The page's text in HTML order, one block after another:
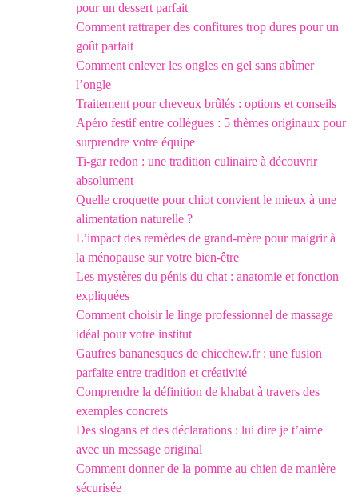
pour un dessert parfait
Comment rattraper des confitures trop dures pour un
goût parfait
Comment enlever les ongles en gel sans abîmer
l’ongle
Traitement pour cheveux brûlés : options et conseils
Apéro festif entre collègues : 5 thèmes originaux pour
surprendre votre équipe
Ti-gar redon : une tradition culinaire à découvrir
absolument
Quelle croquette pour chiot convient le mieux à une
alimentation naturelle ?
L’impact des remèdes de grand-mère pour maigrir à
la ménopause sur votre bien-être
Les mystères du pénis du chat : anatomie et fonction
expliquées
Comment choisir le linge professionnel de massage
idéal pour votre institut
Gaufres bananesques de chicchew.fr : une fusion
parfaite entre tradition et créativité
Comprendre la définition de khabat à travers des
exemples concrets
Des slogans et des déclarations : lui dire je t’aime
avec un message original
Comment donner de la pomme au chien de manière
sécurisée